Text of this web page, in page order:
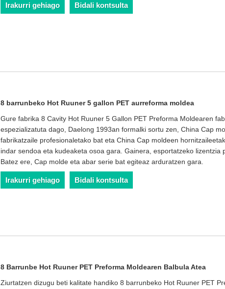
Irakurri gehiago Bidali kontsulta
8 barrunbeko Hot Ruuner 5 gallon PET aurreforma moldea
Gure fabrika 8 Cavity Hot Ruuner 5 Gallon PET Preforma Moldearen
espezializatuta dago, Daelong 1993an formalki sortu zen, China Cap
fabrikatzaile profesionaletako bat eta China Cap moldeen
indar sendoa eta kudeaketa osoa gara. Gainera, esportatzeko lizentzia
Batez ere, Cap molde eta abar serie bat egiteaz arduratzen gara.
Irakurri gehiago Bidali kontsulta
8 Barrunbe Hot Ruuner PET Preforma Moldearen Balbula Atea
Ziurtatzen dizugu beti kalitate handiko 8 barrunbeko Hot Ruuner PET